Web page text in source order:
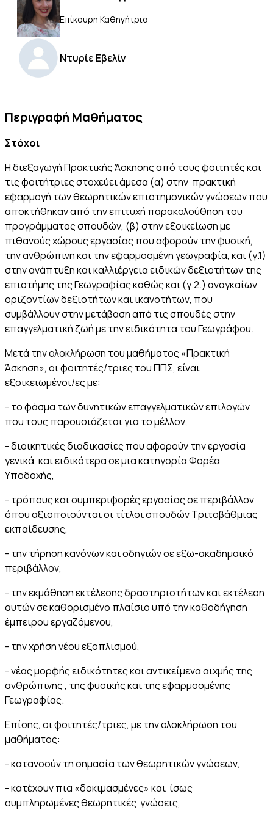
Επίκουρη Καθηγήτρια
Ντυρίε Εβελίν
Περιγραφή Μαθήματος
Στόχοι
Η διεξαγωγή Πρακτικής Άσκησης από τους φοιτητές και
τις φοιτήτριες στοχεύει άμεσα (α) στην πρακτική
εφαρμογή των θεωρητικών επιστημονικών γνώσεων που
αποκτήθηκαν από την επιτυχή παρακολούθηση του
προγράμματος σπουδών, (β) στην εξοικείωση με
πιθανούς χώρους εργασίας που αφορούν την φυσική,
την ανθρώπινη και την εφαρμοσμένη γεωγραφία, και (γ.1)
στην ανάπτυξη και καλλιέργεια ειδικών δεξιοτήτων της
επιστήμης της Γεωγραφίας καθώς και (γ.2.) αναγκαίων
οριζοντίων δεξιοτήτων και ικανοτήτων, που
συμβάλλουν στην μετάβαση από τις σπουδές στην
επαγγελματική ζωή με την ειδικότητα του Γεωγράφου.
Μετά την ολοκλήρωση του μαθήματος «Πρακτική
Άσκηση», οι φοιτητές/τριες του ΠΠΣ, είναι
εξοικειωμένοι/ες με:
- το φάσμα των δυνητικών επαγγελματικών επιλογών
που τους παρουσιάζεται για το μέλλον,
- διοικητικές διαδικασίες που αφορούν την εργασία
γενικά, και ειδικότερα σε μια κατηγορία Φορέα
Υποδοχής,
- τρόπους και συμπεριφορές εργασίας σε περιβάλλον
όπου αξιοποιούνται οι τίτλοι σπουδών Τριτοβάθμιας
εκπαίδευσης,
- την τήρηση κανόνων και οδηγιών σε εξω-ακαδημαϊκό
περιβάλλον,
- την εκμάθηση εκτέλεσης δραστηριοτήτων και εκτέλεση
αυτών σε καθορισμένο πλαίσιο υπό την καθοδήγηση
έμπειρου εργαζόμενου,
- την χρήση νέου εξοπλισμού,
- νέας μορφής ειδικότητες και αντικείμενα αιχμής της
ανθρώπινης , της φυσικής και της εφαρμοσμένης
Γεωγραφίας.
Επίσης, οι φοιτητές/τριες, με την ολοκλήρωση του
μαθήματος:
- κατανοούν τη σημασία των θεωρητικών γνώσεων,
- κατέχουν πια «δοκιμασμένες» και ίσως
συμπληρωμένες θεωρητικές γνώσεις,